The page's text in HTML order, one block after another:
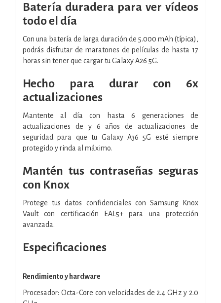
Batería duradera para ver vídeos
todo el día
Con una batería de larga duración de 5.000 mAh (típica),
podrás disfrutar de maratones de películas de hasta 17
horas sin tener que cargar tu Galaxy A26 5G.
Hecho para durar con 6x
actualizaciones
Mantente al día con hasta 6 generaciones de
actualizaciones de y 6 años de actualizaciones de
seguridad para que tu Galaxy A36 5G esté siempre
protegido y rinda al máximo.
Mantén tus contraseñas seguras
con Knox
Protege tus datos confidenciales con Samsung Knox
Vault con certificación EAL5+ para una protección
avanzada.
Especificaciones
Rendimiento y hardware
Procesador: Octa-Core con velocidades de 2.4 GHz y 2.0